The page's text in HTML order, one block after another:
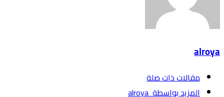
alroya
‫مقالات ذات صلة‬
‫‫المزيد بواسطة‬ ‬ alroya